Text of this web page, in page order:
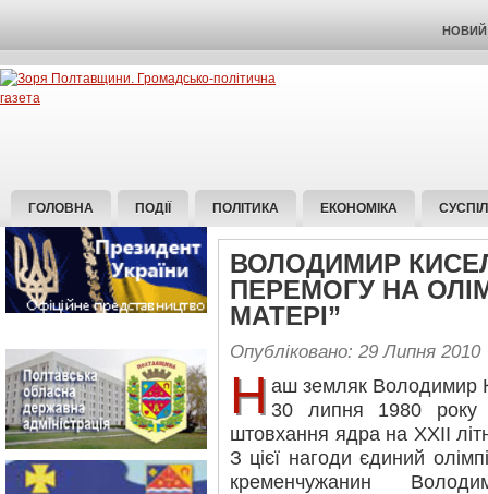
НОВИЙ
ГОЛОВНА ПОДІЇ ПОЛІТИКА ЕКОНОМІКА
ВОЛОДИМИР
ПЕРЕМОГУ НА
МАТЕРІ”
Опубліковано: 29 Липня 2010
Н аш земляк Володимир
30 липня 1980 року
штовхання ядра на ХХІІ
З цієї нагоди єдиний
кременчужанин